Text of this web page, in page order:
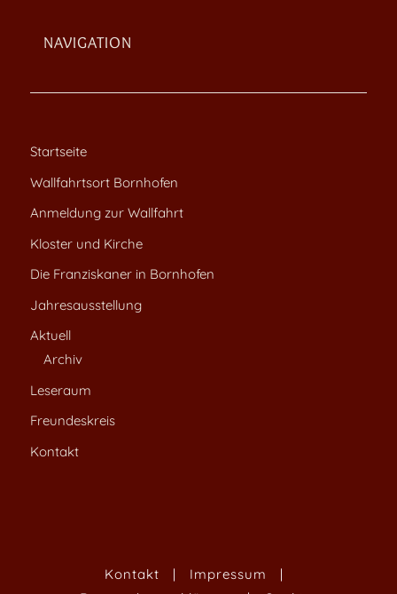
NAVIGATION
Startseite
Wallfahrtsort Bornhofen
Anmeldung zur Wallfahrt
Kloster und Kirche
Die Franziskaner in Bornhofen
Jahresausstellung
Aktuell
Archiv
Leseraum
Freundeskreis
Kontakt
Kontakt | Impressum
|